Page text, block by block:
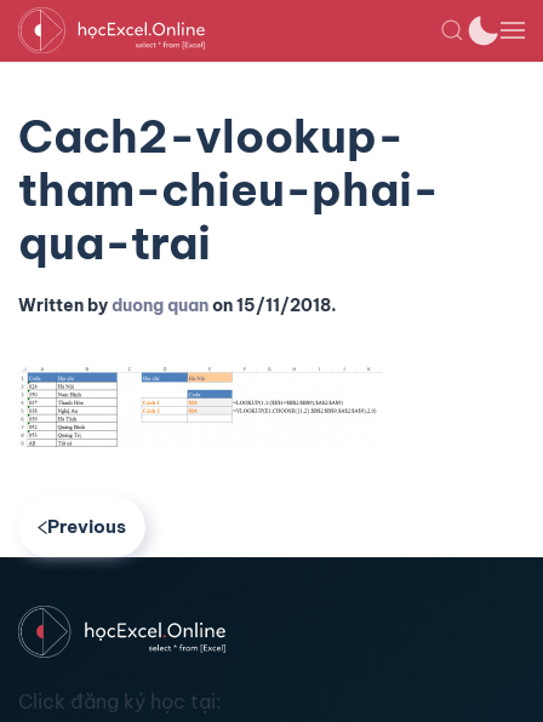
Cach2-vlookup-
tham-chieu-phai-
qua-trai
Written byduong quanon15/11/2018.
Previous
Click đăng ký học tại: